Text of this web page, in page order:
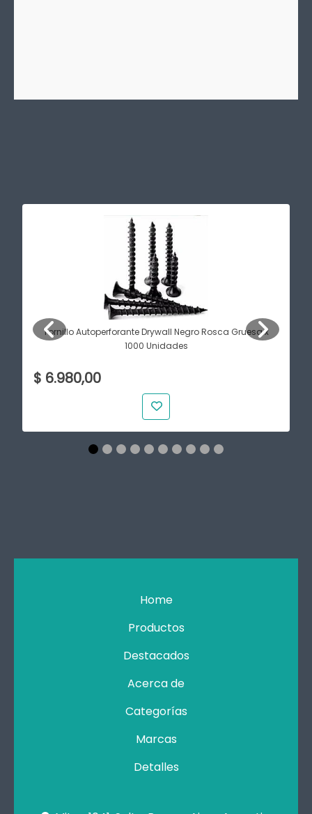
Tornillo Autoperforante Drywall Negro Rosca Gruesa x
1000 Unidades
$ 6.980,00
Home
Productos
Destacados
Acerca de
Categorías
Marcas
Detalles